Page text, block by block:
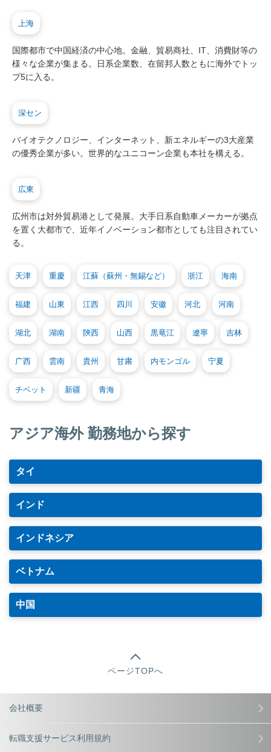
上海
国際都市で中国経済の中心地。金融、貿易商社、IT、消費財等の
様々な企業が集まる。日系企業数、在留邦人数ともに海外でトッ
プ5に入る。
深セン
バイオテクノロジー、インターネット、新エネルギーの3大産業
の優秀企業が多い。世界的なユニコーン企業も本社を構える。
広東
広州市は対外貿易港として発展。大手日系自動車メーカーが拠点
を置く大都市で、近年イノベーション都市としても注目されてい
る。
天津 重慶 江蘇（蘇州・無錫など） 浙江 海南
福建 山東 江西 四川 安徽 河北 河南
湖北 湖南 陝西 山西 黒竜江 遼寧 吉林
广西 雲南 貴州 甘粛 内モンゴル 宁夏
チベット 新疆 青海
アジア海外 勤務地から探す
タイ
インド
インドネシア
ベトナム
中国
ページTOPへ
会社概要
転職支援サービス利用規約